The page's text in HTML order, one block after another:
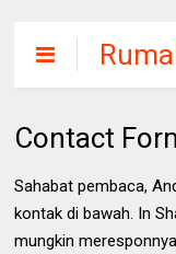
Contact
Sahabat pembaca,
kontak di bawah. In
mungkin